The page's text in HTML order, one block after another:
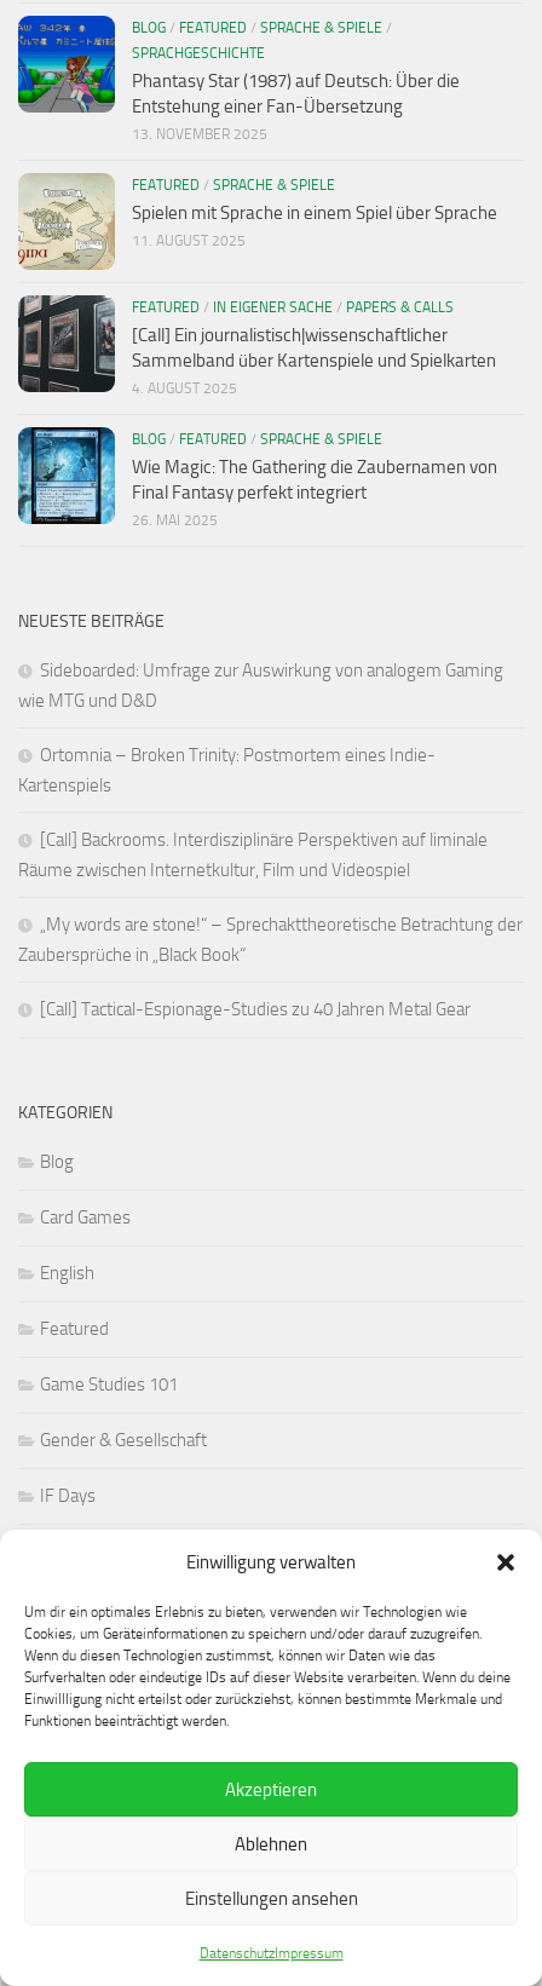
Einwilligung verwalten
Um dir ein optimales Erlebnis zu bieten, verwenden wir Technologien wie
Cookies, um Geräteinformationen zu speichern und/oder darauf zuzugreifen.
Wenn du diesen Technologien zustimmst, können wir Daten wie das
Surfverhalten oder eindeutige IDs auf dieser Website verarbeiten. Wenn du deine
Einwillligung nicht erteilst oder zurückziehst, können bestimmte Merkmale und
Funktionen beeinträchtigt werden.
Akzeptieren
Ablehnen
Einstellungen ansehen
DatenschutzImpressum
BLOG / FEATURED / SPRACHE & SPIELE /
SPRACHGESCHICHTE
Phantasy Star (1987) auf Deutsch: Über die
Entstehung einer Fan-Übersetzung
13. NOVEMBER 2025
FEATURED / SPRACHE & SPIELE
Spielen mit Sprache in einem Spiel über Sprache
11. AUGUST 2025
FEATURED / IN EIGENER SACHE / PAPERS & CALLS
[Call] Ein journalistisch|wissenschaftlicher
Sammelband über Kartenspiele und Spielkarten
4. AUGUST 2025
BLOG / FEATURED / SPRACHE & SPIELE
Wie Magic: The Gathering die Zaubernamen von
Final Fantasy perfekt integriert
26. MAI 2025
NEUESTE BEITRÄGE
Sideboarded: Umfrage zur Auswirkung von analogem Gaming
wie MTG und D&D
Ortomnia – Broken Trinity: Postmortem eines Indie-
Kartenspiels
[Call] Backrooms. Interdisziplinäre Perspektiven auf liminale
Räume zwischen Internetkultur, Film und Videospiel
„My words are stone!“ – Sprechakttheoretische Betrachtung der
Zaubersprüche in „Black Book“
[Call] Tactical-Espionage-Studies zu 40 Jahren Metal Gear
KATEGORIEN
Blog
Card Games
English
Featured
Game Studies 101
Gender & Gesellschaft
IF Days
Papers & Calls
Reviews
Roundups
Archiv